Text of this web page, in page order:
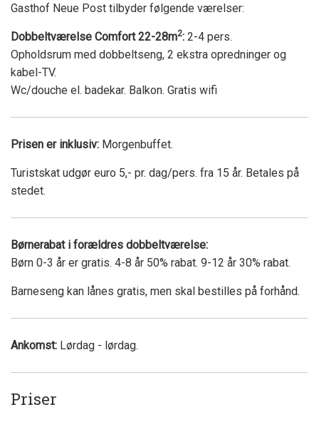
Gasthof Neue Post tilbyder følgende værelser:
Dobbeltværelse Comfort 22-28m2: 2-4 pers.
Opholdsrum med dobbeltseng, 2 ekstra opredninger og
kabel-TV.
Wc/douche el. badekar. Balkon. Gratis wifi
Prisen er inklusiv: Morgenbuffet.
Turistskat udgør euro 5,- pr. dag/pers. fra 15 år. Betales på
stedet.
Børnerabat i forældres dobbeltværelse:
Børn 0-3 år er gratis. 4-8 år 50% rabat. 9-12 år 30% rabat.
Barneseng kan lånes gratis, men skal bestilles på forhånd.
Ankomst: Lørdag - lørdag.
Priser